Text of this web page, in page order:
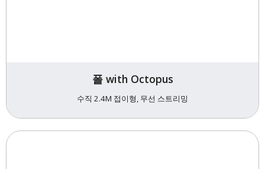
폴 with Octopus
수직 2.4M 접이형, 무선 스트리밍